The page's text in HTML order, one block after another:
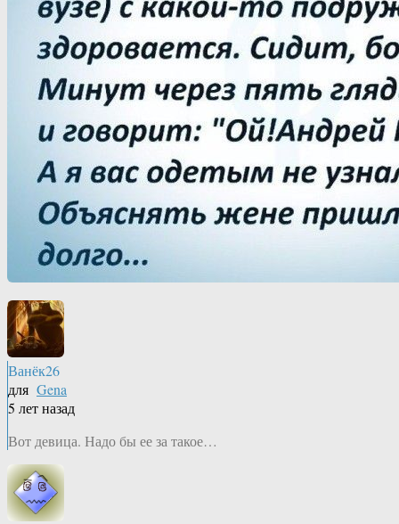
Ванёк26
для Gena
5 лет назад
Вот девица. Надо бы ее за такое…